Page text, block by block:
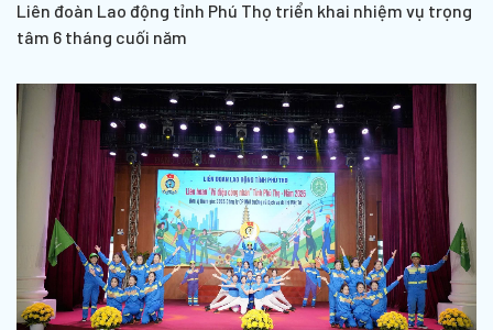
Liên đoàn Lao động tỉnh Phú Thọ triển khai nhiệm vụ trọng
tâm 6 tháng cuối năm